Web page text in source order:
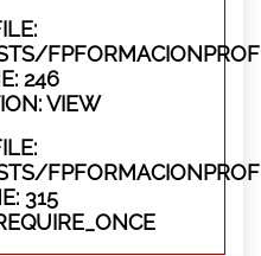
246
VIEW
315